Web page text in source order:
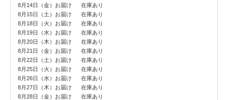
8月14日（金）お届け
在庫あり
8月15日（土）お届け
在庫あり
8月18日（火）お届け
在庫あり
8月19日（水）お届け
在庫あり
8月20日（木）お届け
在庫あり
8月21日（金）お届け
在庫あり
8月22日（土）お届け
在庫あり
8月25日（火）お届け
在庫あり
8月26日（水）お届け
在庫あり
8月27日（木）お届け
在庫あり
8月28日（金）お届け
在庫あり